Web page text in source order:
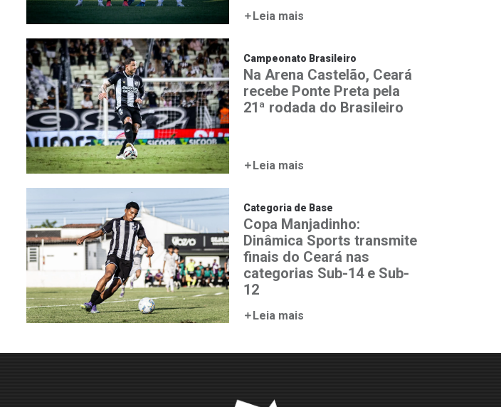
Leia mais
Campeonato Brasileiro
Na Arena Castelão, Ceará
recebe Ponte Preta pela
21ª rodada do Brasileiro
Leia mais
Categoria de Base
Copa Manjadinho:
Dinâmica Sports transmite
finais do Ceará nas
categorias Sub-14 e Sub-
12
Leia mais